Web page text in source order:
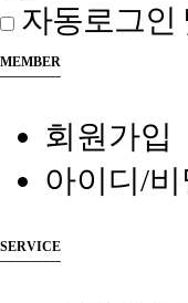
자동로그인
MEMBER
회원가입
아이디/
SERVICE